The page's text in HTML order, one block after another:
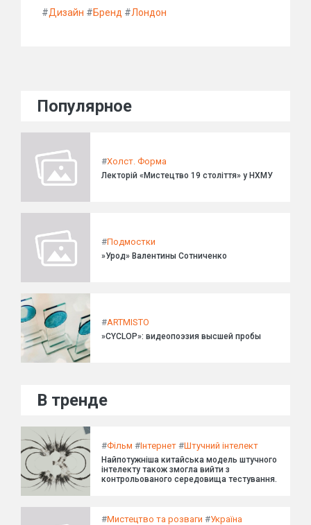
#Дизайн #Бренд #Лондон
Популярное
#Холст. Форма
Лекторій «Мистецтво 19 століття» у НХМУ
#Подмостки
»Урод» Валентины Сотниченко
#ARTMISTO
»CYCLOP»: видеопоэзия высшей пробы
В тренде
#Фільм #Інтернет #Штучний інтелект
Найпотужніша китайська модель штучного
інтелекту також змогла вийти з
контрольованого середовища тестування.
#Мистецтво та розваги #Україна